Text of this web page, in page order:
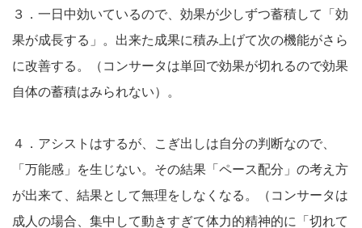
３．一日中効いているので、効果が少しずつ蓄積して「効
果が成長する」。出来た成果に積み上げて次の機能がさら
に改善する。（コンサータは単回で効果が切れるので効果
自体の蓄積はみられない）。
４．アシストはするが、こぎ出しは自分の判断なので、
「万能感」を生じない。その結果「ペース配分」の考え方
が出来て、結果として無理をしなくなる。（コンサータは
成人の場合、集中して動きすぎて体力的精神的に「切れて